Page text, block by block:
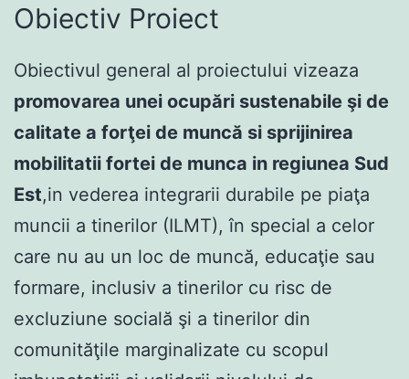
Obiectiv Proiect
Obiectivul general al proiectului vizeaza
promovarea unei ocupări sustenabile şi de
calitate a forţei de muncă si sprijinirea
mobilitatii fortei de munca in regiunea Sud
Est,in vederea integrarii durabile pe piaţa
muncii a tinerilor (ILMT), în special a celor
care nu au un loc de muncă, educaţie sau
formare, inclusiv a tinerilor cu risc de
excluziune socială şi a tinerilor din
comunităţile marginalizate cu scopul